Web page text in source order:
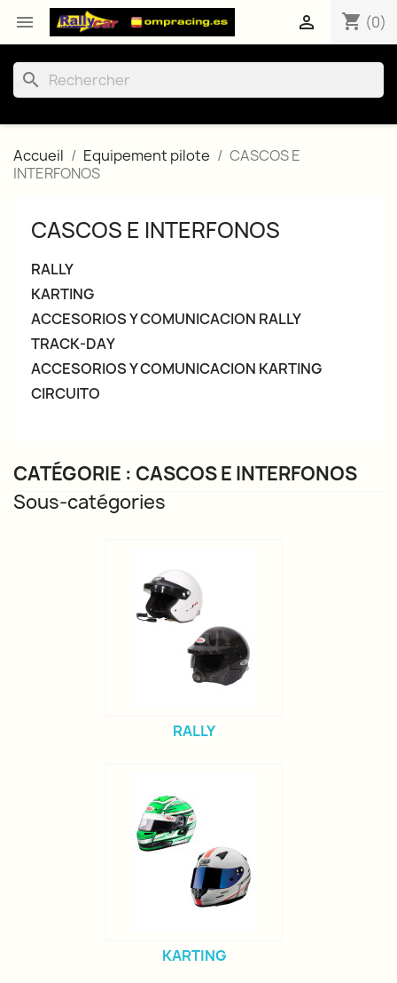
 shopping_cart (0)

search
Accueil Equipement pilote
CASCOS E
INTERFONOS
CASCOS E INTERFONOS
RALLY
KARTING
ACCESORIOS Y COMUNICACION RALLY
TRACK-DAY
ACCESORIOS Y COMUNICACION KARTING
CIRCUITO
CATÉGORIE : CASCOS E INTERFONOS
Sous-catégories
RALLY
KARTING